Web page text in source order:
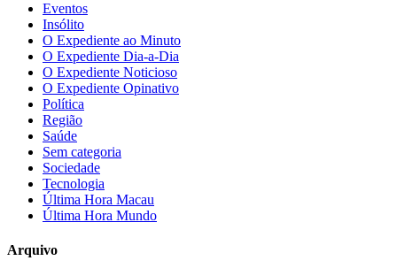
Eventos
Insólito
O Expediente ao Minuto
O Expediente Dia-a-Dia
O Expediente Noticioso
O Expediente Opinativo
Política
Região
Saúde
Sem categoria
Sociedade
Tecnologia
Última Hora Macau
Última Hora Mundo
Arquivo